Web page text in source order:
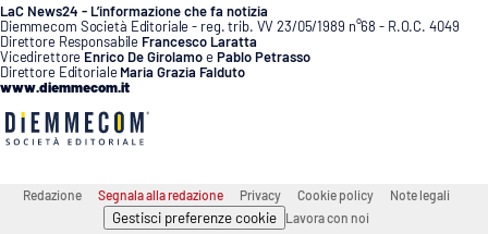
LaC News24 - L’informazione che fa notizia
Diemmecom Società Editoriale - reg. trib. VV 23/05/1989 n°68 - R.O.C. 4049
Direttore Responsabile Francesco Laratta
Vicedirettore Enrico De GirolamoePablo Petrasso
Direttore Editoriale Maria Grazia Falduto
www.diemmecom.it
Redazione Segnala alla redazione Privacy Cookie policy Note legali
Gestisci preferenze cookie Lavora con noi